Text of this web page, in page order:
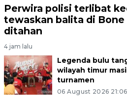
Perwira polisi terlibat
tewaskan balita di Bone
ditahan
4 jam lalu
Legenda bulu
wilayah timur
turnamen
06 August 2026